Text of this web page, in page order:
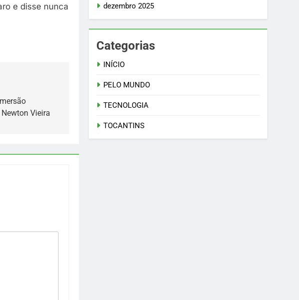
e disse nunca
Vieira
dezembro 2025
Categorias
INÍCIO
PELO MUNDO
TECNOLOGIA
TOCANTINS